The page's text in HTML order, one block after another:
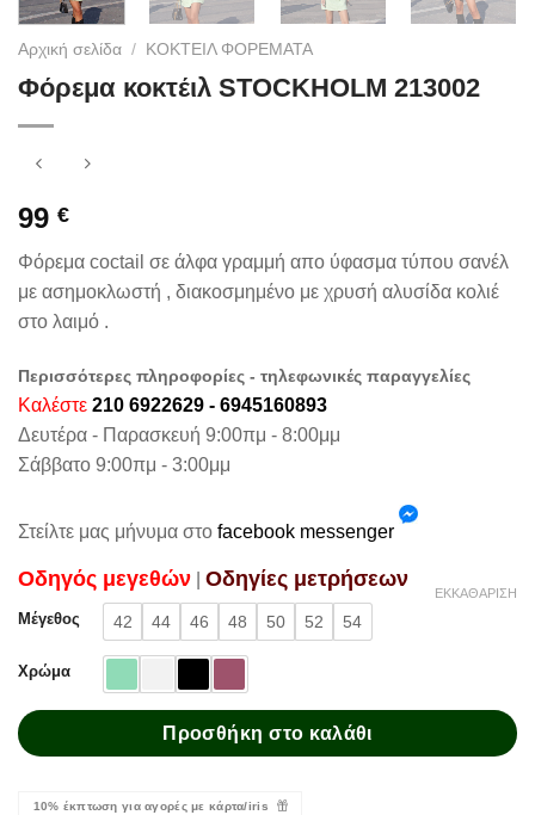
Αρχική σελίδα / ΚΟΚΤΕΙΛ ΦΟΡΕΜΑΤΑ
Φόρεμα κοκτέιλ STOCKHOLM 213002
99 €
Φόρεμα coctail σε άλφα γραμμή απο ύφασμα τύπου σανέλ
με ασημοκλωστή , διακοσμημένο με χρυσή αλυσίδα κολιέ
στο λαιμό .
Περισσότερες πληροφορίες - τηλεφωνικές παραγγελίες
Καλέστε 210 6922629 - 6945160893
Δευτέρα - Παρασκευή 9:00πμ - 8:00μμ
Σάββατο 9:00πμ - 3:00μμ
Στείλτε μας μήνυμα στο facebook messenger
Oδηγός μεγεθών Oδηγίες μετρήσεων
Μέγεθος 42 44 46 48 50 52 54
Χρώμα
ΕΚΚΑΘΆΡΙΣΗ
Προσθήκη στο καλάθι
10% έκπτωση για αγορές με κάρτα/iris